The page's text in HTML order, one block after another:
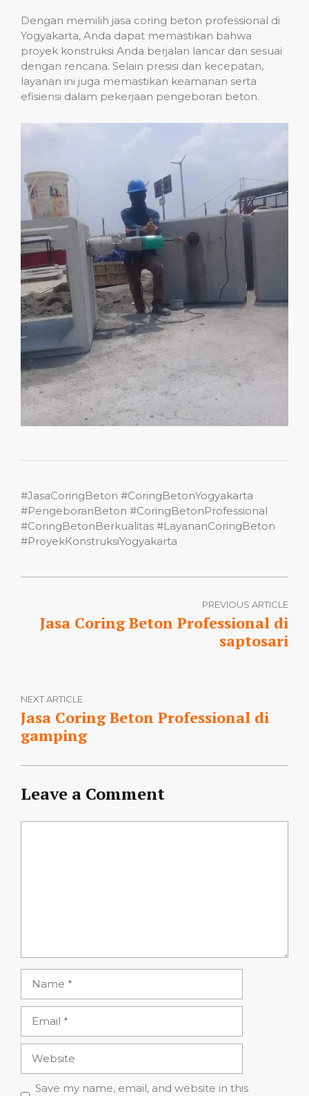
Dengan memilih jasa coring beton professional di
Yogyakarta, Anda dapat memastikan bahwa
proyek konstruksi Anda berjalan lancar dan sesuai
dengan rencana. Selain presisi dan kecepatan,
layanan ini juga memastikan keamanan serta
efisiensi dalam pekerjaan pengeboran beton.
#JasaCoringBeton #CoringBetonYogyakarta
#PengeboranBeton #CoringBetonProfessional
#CoringBetonBerkualitas #LayananCoringBeton
#ProyekKonstruksiYogyakarta
PREVIOUS ARTICLE
Jasa Coring Beton Professional di
saptosari
NEXT ARTICLE
Jasa Coring Beton Professional di
gamping
Leave a Comment
Save my name, email, and website in this